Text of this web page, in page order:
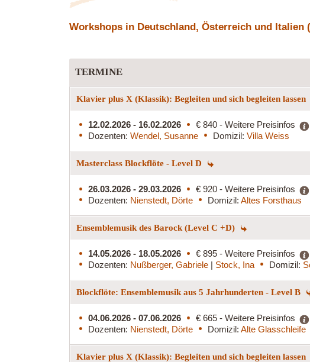
Workshops in Deutschland, Österreich und Italien
TERMINE
Klavier plus X (Klassik): Begleiten und sich begleiten lassen
12.02.2026 - 16.02.2026
€ 840 - Weitere Preisinfos
Dozenten: Wendel, Susanne Domizil: Villa Weiss
Masterclass Blockflöte - Level D
26.03.2026 - 29.03.2026
€ 920 - Weitere Preisinfos
Dozenten: Nienstedt, Dörte Domizil: Altes Forsthaus
Ensemblemusik des Barock (Level C +D)
14.05.2026 - 18.05.2026
€ 895 - Weitere Preisinfos
Dozenten: Nußberger, Gabriele | Stock, Ina Domizil:
Blockflöte: Ensemblemusik aus 5 Jahrhunderten - Level B
04.06.2026 - 07.06.2026
€ 665 - Weitere Preisinfos
Dozenten: Nienstedt, Dörte Domizil: Alte Glasschleife
Klavier plus X (Klassik): Begleiten und sich begleiten lassen